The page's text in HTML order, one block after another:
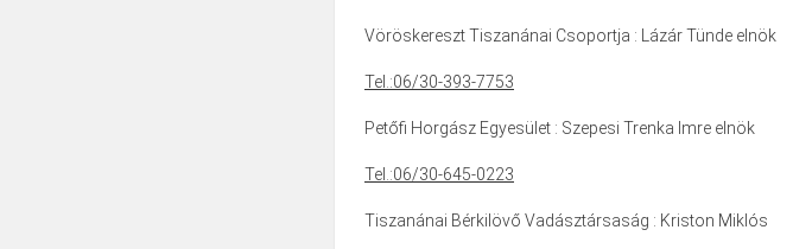
Vöröskereszt Tiszanánai Csoportja : Lázár Tünde elnök
Tel.:06/30-393-7753
Petőfi Horgász Egyesület : Szepesi Trenka Imre elnök
Tel.:06/30-645-0223
Tiszanánai Bérkilövő Vadásztársaság : Kriston Miklós